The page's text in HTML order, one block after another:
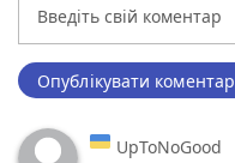
Опублікувати коментар
UpToNoGood